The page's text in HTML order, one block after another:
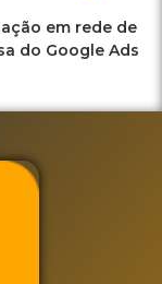
em rede de
do Google Ads